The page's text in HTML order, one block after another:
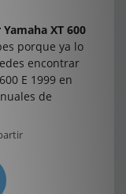
XT 600
porque ya lo
encontrar
E 1999 en
de